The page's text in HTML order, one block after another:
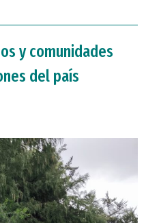
y comunidades
del país